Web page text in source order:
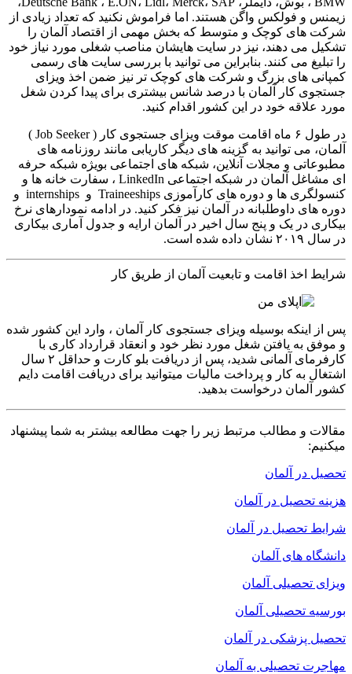
زیمنس و فولکس واگن هستند. اما فراموش نکنید که تعداد زیادی از
شرکت های کوچک و متوسط که بخش مهمی از اقتصاد آلمان را
تشکیل می دهند، نیز در سایت هایشان مناصب شغلی مورد نیاز خود
را تبلیغ می کنند. بنابراین می توانید با بررسی سایت های رسمی
کمپانی های بزرگ و شرکت های کوچک تر نیز ضمن اخذ ویزای
جستجوی کار آلمان با درصد شانس بیشتری برای پیدا کردن شغل
مورد علاقه خود در این کشور اقدام کنید.
در طول ۶ ماه اقامت موقت ویزای جستجوی کار ( Job Seeker )
آلمان، می توانید به گزینه های دیگر کاریابی مانند روزنامه های
مطبوعاتی و مجلات آنلاین، شبکه های اجتماعی بویژه شبکه حرفه
ای مشاغل آلمان در شبکه اجتماعی LinkedIn ، سفارت خانه ها و
کنسولگری ها و دوره های کارآموزی Traineeships و internships و
دوره های داوطلبانه در آلمان نیز فکر کنید. در ادامه نمودارهای نرخ
بیکاری در یک و پنج سال اخیر در آلمان ارایه و جدول آماری بیکاری
در سال ۲۰۱۹ نشان داده شده است.
شرایط اخذ اقامت و تابعیت آلمان از طریق کار
پس از اینکه بوسیله ویزای جستجوی کار آلمان ، وارد این کشور شده
و موفق به یافتن شغل مورد نظر خود و انعقاد قرارداد کاری با
کارفرمای آلمانی شدید، پس از دریافت بلو کارت و حداقل ۲ سال
اشتغال به کار و پرداخت مالیات میتوانید برای دریافت اقامت دایم
کشور آلمان درخواست بدهید.
مقالات و مطالب مرتبط زیر را جهت مطالعه بیشتر به شما پیشنهاد
میکنیم:
تحصیل در آلمان
هزینه تحصیل در آلمان
شرایط تحصیل در آلمان
دانشگاه های آلمان
ویزای تحصیلی آلمان
بورسیه تحصیلی آلمان
تحصیل پزشکی در آلمان
مهاجرت تحصیلی به آلمان